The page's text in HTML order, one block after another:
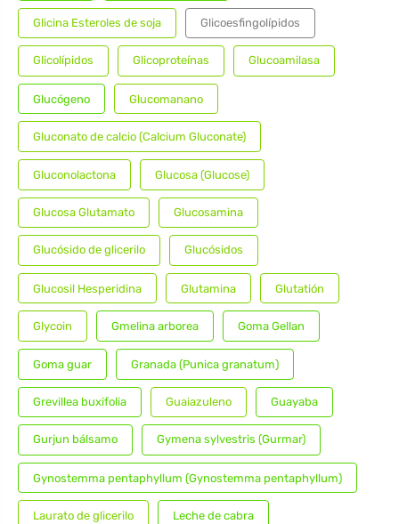
Glicina Esteroles de soja Glicoesfingolípidos
Glicolípidos Glicoproteínas Glucoamilasa
Glucógeno Glucomanano
Gluconato de calcio (Calcium Gluconate)
Gluconolactona Glucosa (Glucose)
Glucosa Glutamato Glucosamina
Glucósido de glicerilo Glucósidos
Glucosil Hesperidina Glutamina Glutatión
Glycoin Gmelina arborea Goma Gellan
Goma guar Granada (Punica granatum)
Grevillea buxifolia Guaiazuleno Guayaba
Gurjun bálsamo Gymena sylvestris (Gurmar)
Gynostemma pentaphyllum (Gynostemma pentaphyllum)
Laurato de glicerilo Leche de cabra